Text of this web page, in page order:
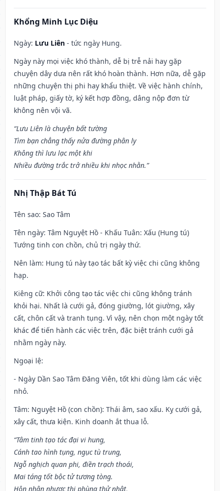
Khổng Minh Lục Diệu
Ngày: Lưu Liên - tức ngày Hung.
Ngày này mọi việc khó thành, dễ bị trễ nải hay gặp
chuyện dây dưa nên rất khó hoàn thành. Hơn nữa, dễ gặp
những chuyện thị phi hay khẩu thiệt. Về việc hành chính,
luật pháp, giấy tờ, ký kết hợp đồng, dâng nộp đơn từ
không nên vội vã.
“Lưu Liên là chuyện bất tường
Tìm bạn chẳng thấy nửa đường phân ly
Không thì lưu lạc một khi
Nhiều đường trắc trở nhiều khi nhọc nhằn.”
Nhị Thập Bát Tú
Tên sao: Sao Tâm
Tên ngày: Tâm Nguyệt Hồ - Khấu Tuân: Xấu (Hung tú)
Tướng tinh con chồn, chủ trị ngày thứ.
Nên làm: Hung tú này tạo tác bất kỳ việc chi cũng không
hạp.
Kiêng cữ: Khởi công tạo tác việc chi cũng không tránh
khỏi hại. Nhất là cưới gả, đóng giường, lót giường, xây
cất, chôn cất và tranh tụng. Vì vậy, nên chọn một ngày tốt
khác để tiến hành các việc trên, đặc biệt tránh cưới gả
nhằm ngày này.
Ngoại lệ:
- Ngày Dần Sao Tâm Đăng Viên, tốt khi dùng làm các việc
nhỏ.
Tâm: Nguyệt Hồ (con chồn): Thái âm, sao xấu. Kỵ cưới gả,
xây cất, thưa kiện. Kinh doanh ắt thua lỗ.
“Tâm tinh tạo tác đại vi hung,
Cánh tao hình tụng, ngục tù trung,
Ngỗ nghịch quan phi, điền trạch thoái,
Mai táng tốt bộc tử tương tòng.
Hôn nhân nhược thị phùng thử nhật,